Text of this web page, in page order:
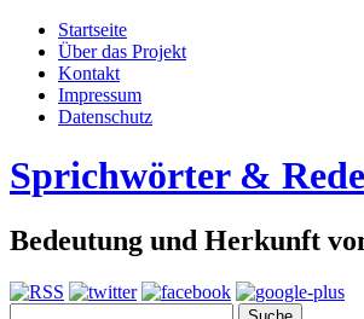
Startseite
Über das Projekt
Kontakt
Impressum
Datenschutz
Sprichwörter &
Bedeutung und Herkunft